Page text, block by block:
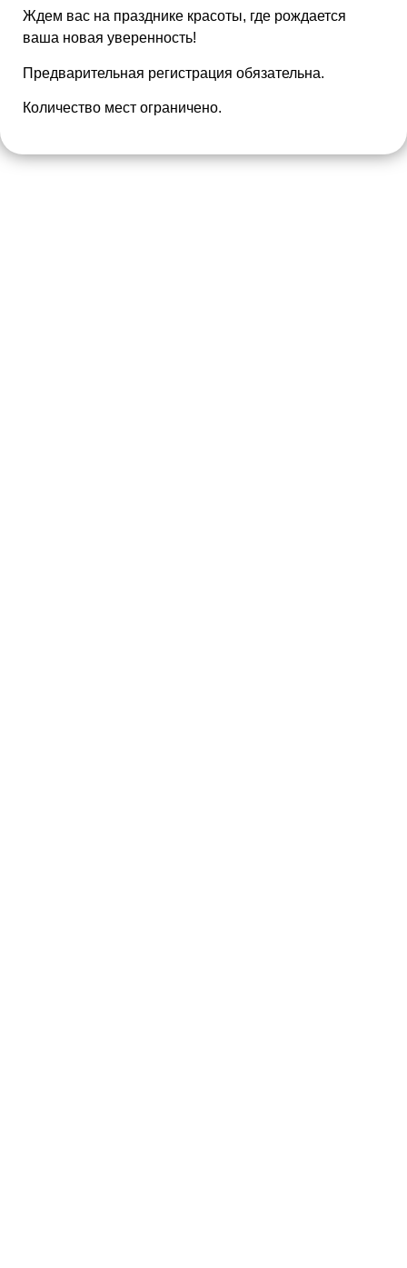
Ждем вас на празднике красоты, где рождается
ваша новая уверенность!
Предварительная регистрация обязательна.
Количество мест ограничено.